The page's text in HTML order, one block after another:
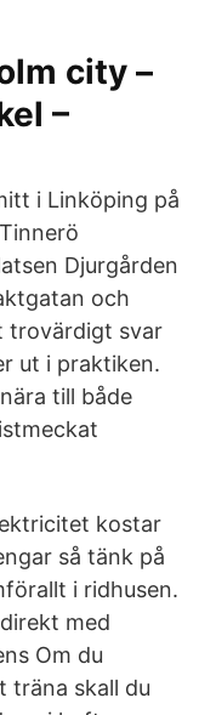
city –
–
i Linköping på
Djurgården
och
trovärdigt svar
ut i praktiken.
till både
kostar
så tänk på
i ridhusen.
med
Om du
träna skall du